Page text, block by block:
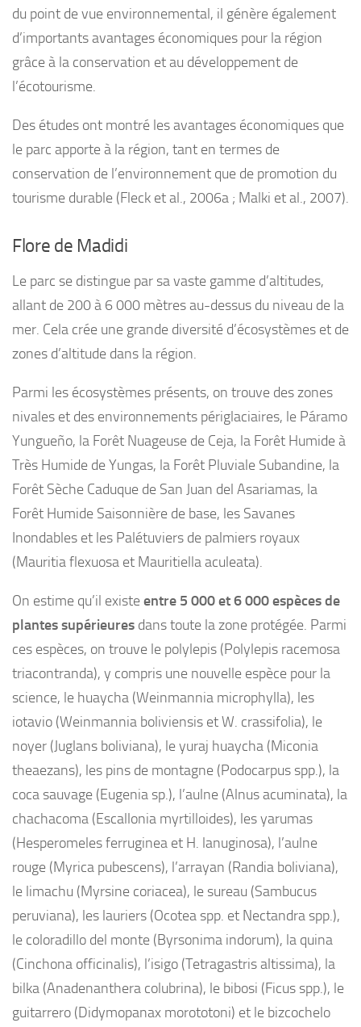
du point de vue environnemental, il génère également
d’importants avantages économiques pour la région
grâce à la conservation et au développement de
l’écotourisme.
Des études ont montré les avantages économiques que
le parc apporte à la région, tant en termes de
conservation de l’environnement que de promotion du
tourisme durable (Fleck et al., 2006a ; Malki et al., 2007).
Flore de Madidi
Le parc se distingue par sa vaste gamme d’altitudes,
allant de 200 à 6 000 mètres au-dessus du niveau de la
mer. Cela crée une grande diversité d’écosystèmes et de
zones d’altitude dans la région.
Parmi les écosystèmes présents, on trouve des zones
nivales et des environnements périglaciaires, le Páramo
Yungueño, la Forêt Nuageuse de Ceja, la Forêt Humide à
Très Humide de Yungas, la Forêt Pluviale Subandine, la
Forêt Sèche Caduque de San Juan del Asariamas, la
Forêt Humide Saisonnière de base, les Savanes
Inondables et les Palétuviers de palmiers royaux
(Mauritia flexuosa et Mauritiella aculeata).
On estime qu’il existeentre 5 000 et 6 000 espèces de
plantes supérieures dans toute la zone protégée. Parmi
ces espèces, on trouve le polylepis (Polylepis racemosa
triacontranda), y compris une nouvelle espèce pour la
science, le huaycha (Weinmannia microphylla), les
iotavio (Weinmannia boliviensis et W. crassifolia), le
noyer (Juglans boliviana), le yuraj huaycha (Miconia
theaezans), les pins de montagne (Podocarpus spp.), la
coca sauvage (Eugenia sp.), l’aulne (Alnus acuminata), la
chachacoma (Escallonia myrtilloides), les yarumas
(Hesperomeles ferruginea et H. lanuginosa), l’aulne
rouge (Myrica pubescens), l’arrayan (Randia boliviana),
le limachu (Myrsine coriacea), le sureau (Sambucus
peruviana), les lauriers (Ocotea spp. et Nectandra spp.),
le coloradillo del monte (Byrsonima indorum), la quina
(Cinchona officinalis), l’isigo (Tetragastris altissima), la
bilka (Anadenanthera colubrina), le bibosi (Ficus spp.), le
guitarrero (Didymopanax morototoni) et le bizcochelo